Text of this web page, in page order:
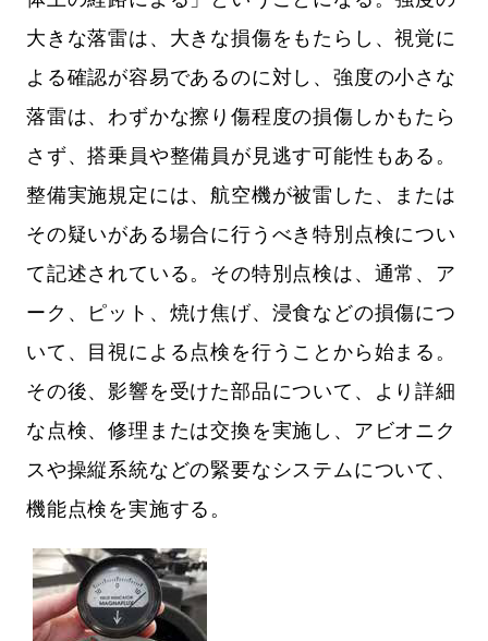
大きな落雷は、大きな損傷をもたらし、視覚に
よる確認が容易であるのに対し、強度の小さな
落雷は、わずかな擦り傷程度の損傷しかもたら
さず、搭乗員や整備員が見逃す可能性もある。
整備実施規定には、航空機が被雷した、または
その疑いがある場合に行うべき特別点検につい
て記述されている。その特別点検は、通常、ア
ーク、ピット、焼け焦げ、浸食などの損傷につ
いて、目視による点検を行うことから始まる。
その後、影響を受けた部品について、より詳細
な点検、修理または交換を実施し、アビオニク
スや操縦系統などの緊要なシステムについて、
機能点検を実施する。